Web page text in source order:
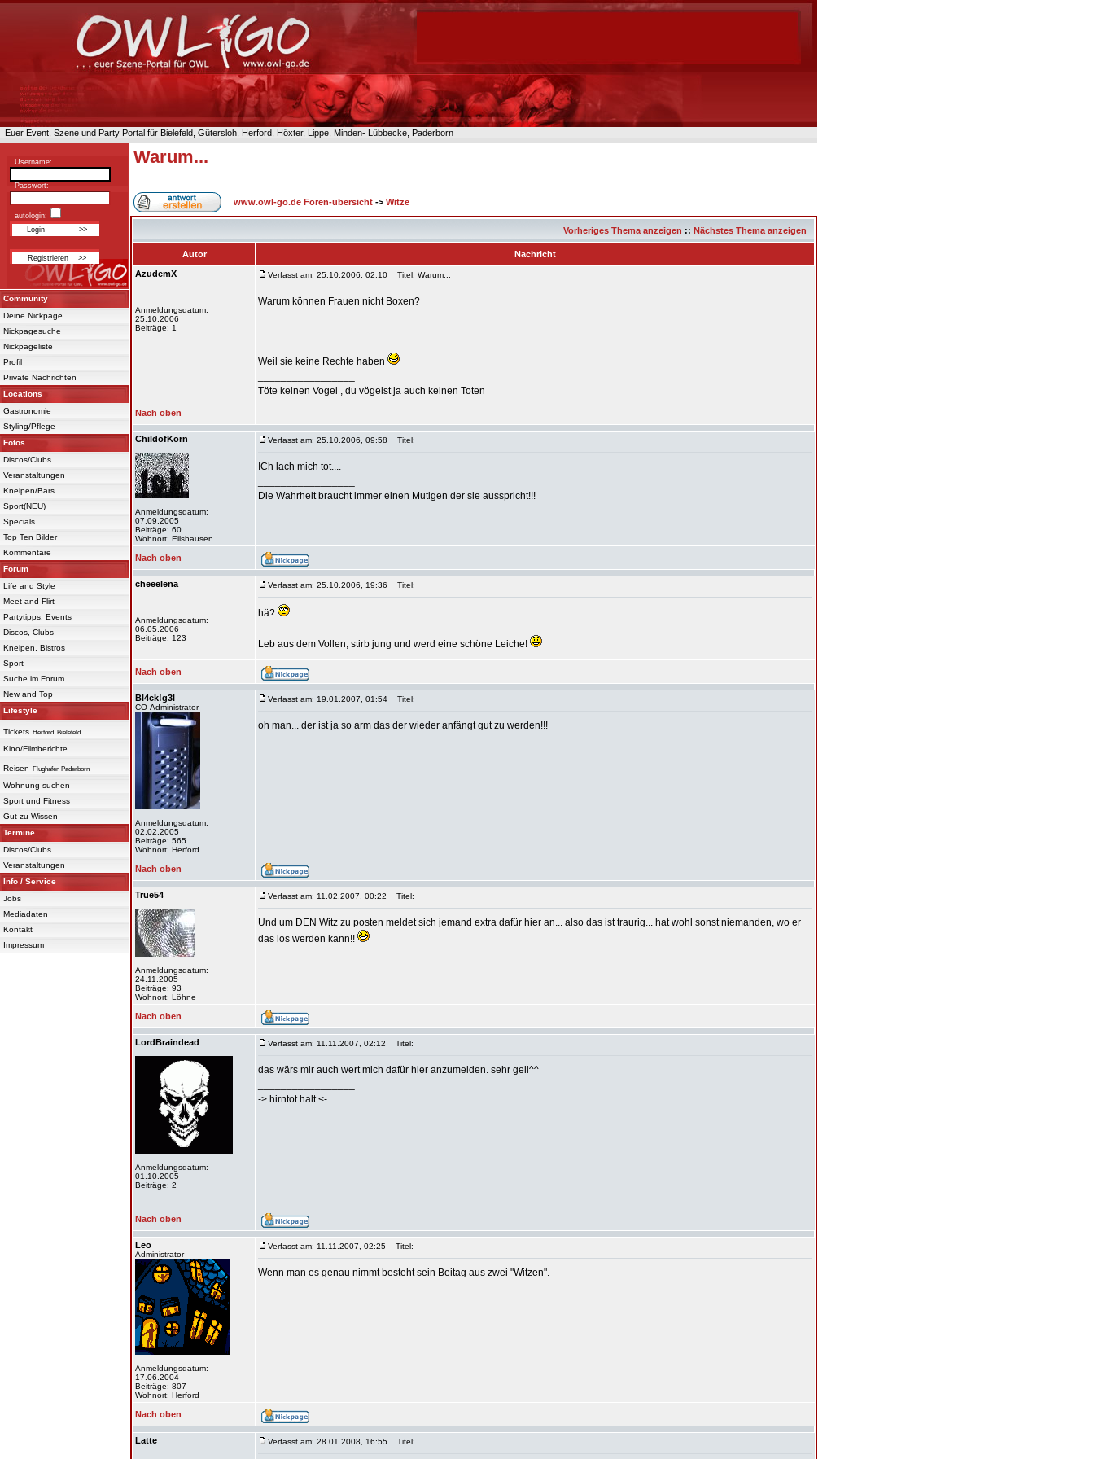
Euer Event, Szene und Party Portal für Bielefeld, Gütersloh, Herford, Höxter, Lippe, Minden- Lübbecke, Paderborn
Username:
Passwort:
autologin:
Community
Deine Nickpage
Nickpagesuche
Nickpageliste
Profil
Private Nachrichten
Locations
Gastronomie
Styling/Pflege
Fotos
Discos/Clubs
Veranstaltungen
Kneipen/Bars
Sport(NEU)
Specials
Top Ten Bilder
Kommentare
Forum
Life and Style
Meet and Flirt
Partytipps, Events
Discos, Clubs
Kneipen, Bistros
Sport
Suche im Forum
New and Top
Lifestyle
Tickets Herford Bielefeld
Kino/Filmberichte
Reisen Flughafen Paderborn
Wohnung suchen
Sport und Fitness
Gut zu Wissen
Termine
Discos/Clubs
Veranstaltungen
Info / Service
Jobs
Mediadaten
Kontakt
Impressum
Warum...
www.owl-go.de Foren-übersicht -> Witze
Vorheriges Thema anzeigen :: Nächstes Thema anzeigen
Autor
Nachricht
AzudemX
Anmeldungsdatum:
25.10.2006
Beiträge: 1
Verfasst am: 25.10.2006, 02:10 Titel: Warum...
Warum können Frauen nicht Boxen?
Weil sie keine Rechte haben
Töte keinen Vogel , du vögelst ja auch keinen Toten
Nach oben
ChildofKorn
Anmeldungsdatum:
07.09.2005
Beiträge: 60
Wohnort: Eilshausen
Verfasst am: 25.10.2006, 09:58 Titel:
ICh lach mich tot....
Die Wahrheit braucht immer einen Mutigen der sie ausspricht!!!
Nach oben
cheeelena
Anmeldungsdatum:
06.05.2006
Beiträge: 123
Verfasst am: 25.10.2006, 19:36 Titel:
hä?
Leb aus dem Vollen, stirb jung und werd eine schöne Leiche!
Nach oben
Bl4ck!g3l
CO-Administrator
Anmeldungsdatum:
02.02.2005
Beiträge: 565
Wohnort: Herford
Verfasst am: 19.01.2007, 01:54 Titel:
oh man... der ist ja so arm das der wieder anfängt gut zu werden!!!
Nach oben
True54
Anmeldungsdatum:
24.11.2005
Beiträge: 93
Wohnort: Löhne
Verfasst am: 11.02.2007, 00:22 Titel:
Und um DEN Witz zu posten meldet sich jemand extra dafür hier an... also das ist traurig... hat wohl sonst niemanden, wo er
das los werden kann!!
Nach oben
LordBraindead
Anmeldungsdatum:
01.10.2005
Beiträge: 2
Verfasst am: 11.11.2007, 02:12 Titel:
das wärs mir auch wert mich dafür hier anzumelden. sehr geil^^
-> hirntot halt <-
Nach oben
Leo
Administrator
Anmeldungsdatum:
17.06.2004
Beiträge: 807
Wohnort: Herford
Verfasst am: 11.11.2007, 02:25 Titel:
Wenn man es genau nimmt besteht sein Beitag aus zwei "Witzen".
Nach oben
Latte Verfasst am: 28.01.2008, 16:55 Titel: